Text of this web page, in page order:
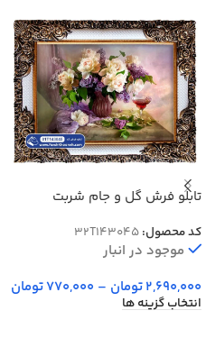
تابلو فرش گل و جام شربت
کد محصول:32T143045
موجود در انبار
2,690,000تومان –
770,000تومان
انتخاب گزینه ها